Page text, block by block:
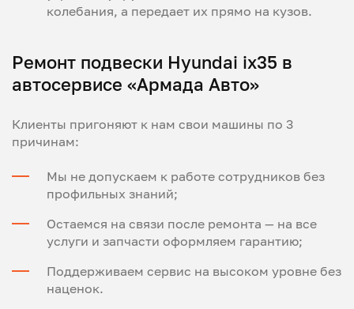
колебания, а передает их прямо на кузов.
Ремонт подвески Hyundai ix35 в
автосервисе «Армада Авто»
Клиенты пригоняют к нам свои машины по 3
причинам:
Мы не допускаем к работе сотрудников без
профильных знаний;
Остаемся на связи после ремонта — на все
услуги и запчасти оформляем гарантию;
Поддерживаем сервис на высоком уровне без
наценок.